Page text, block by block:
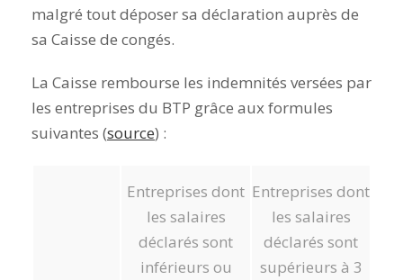
malgré tout déposer sa déclaration auprès de
sa Caisse de congés.
La Caisse rembourse les indemnités versées par
les entreprises du BTP grâce aux formules
suivantes (source) :
Entreprises dont
les salaires
déclarés sont
inférieurs ou
Entreprises dont
les salaires
déclarés sont
supérieurs à 3